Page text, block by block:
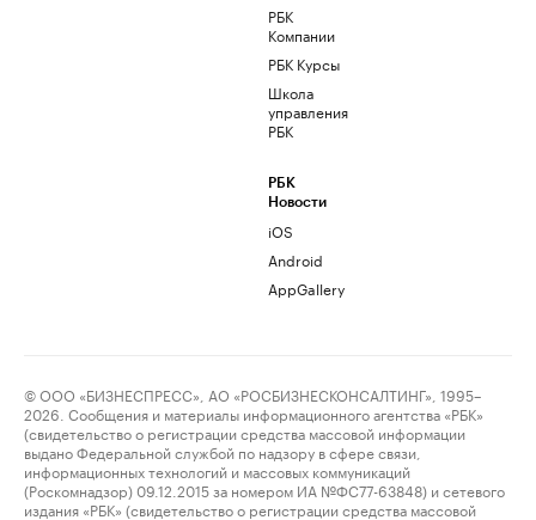
РБК
Компании
РБК Курсы
Школа
управления
РБК
РБК
Новости
iOS
Android
AppGallery
© ООО «БИЗНЕСПРЕСС», АО «РОСБИЗНЕСКОНСАЛТИНГ», 1995–
2026. Сообщения и материалы информационного агентства «РБК»
(свидетельство о регистрации средства массовой информации
выдано Федеральной службой по надзору в сфере связи,
информационных технологий и массовых коммуникаций
(Роскомнадзор) 09.12.2015 за номером ИА №ФС77-63848) и сетевого
издания «РБК» (свидетельство о регистрации средства массовой